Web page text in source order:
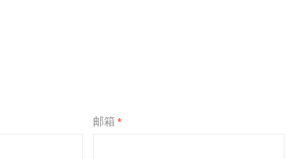
邮箱 *